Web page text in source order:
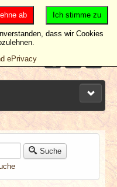
Suche
Ich stimme zu
ab
dass wir Cookies
ePrivacy